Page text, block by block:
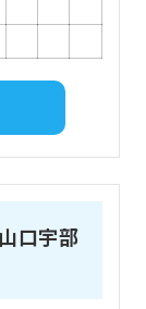
口宇部